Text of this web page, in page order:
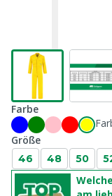
Farbe
Größe
46 48 50